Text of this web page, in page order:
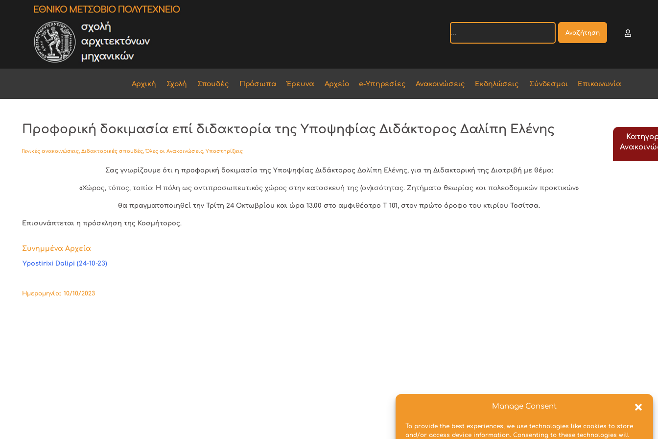
Manage Consent
To provide the best experiences, we use technologies like cookies to store
and/or access device information. Consenting to these technologies will
Αναζήτηση
Αρχική Σχολή Σπουδές Πρόσωπα Έρευνα Αρχείο e-Υπηρεσίες Ανακοινώσεις Εκδηλώσεις Σύνδεσμοι Επικοινωνία
Προφορική δοκιμασία επί διδακτορία της Υποψηφίας Διδάκτορος Δαλίπη Ελένης
Γενικές ανακοινώσεις, Διδακτορικές σπουδές,Όλες οι Ανακοινώσεις, Υποστηρίξεις
Σας γνωρίζουμε ότι η προφορική δοκιμασία της Υποψηφίας Διδάκτορος Δαλίπη Ελένης, για τη Διδακτορική της Διατριβή με θέμα:
«Χώρος, τόπος, τοπίο: Η πόλη ως αντιπροσωπευτικός χώρος στην κατασκευή της (αν)ισότητας. Ζητήματα θεωρίας και πολεοδομικών πρακτικών»
θα πραγματοποιηθεί την Τρίτη 24 Οκτωβρίου και ώρα 13.00 στο αμφιθέατρο Τ 101, στον πρώτο όροφο του κτιρίου Τοσίτσα.
Επισυνάπτεται η πρόσκληση της Κοσμήτορος.
Συνημμένα Αρχεία
Ypostirixi Dalipi (24-10-23)
Ημερομηνία: 10/10/2023